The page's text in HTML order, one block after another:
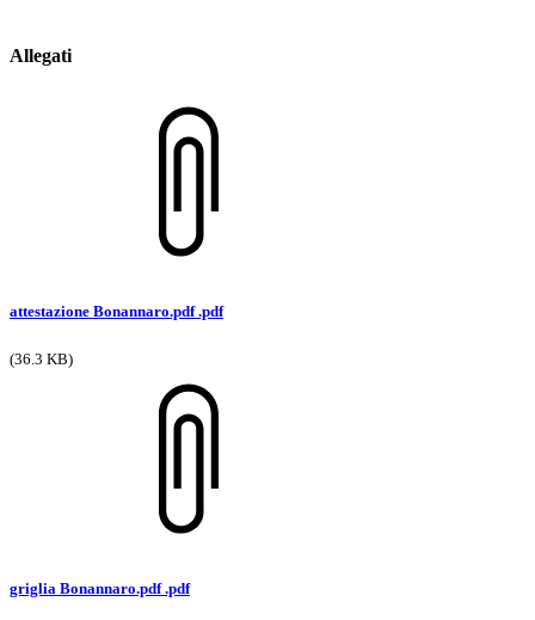
Allegati
attestazione Bonannaro.pdf .pdf
(36.3 KB)
griglia Bonannaro.pdf .pdf